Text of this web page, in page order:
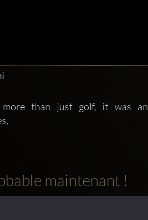
more than just golf, it was an
maintenant !